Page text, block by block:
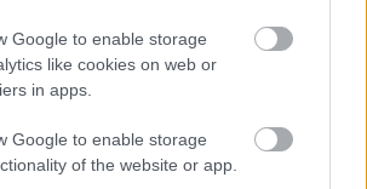
Google to enable storage
like cookies on web or
in apps.
Google to enable storage
of the website or app.
semmiről? Csak egy kattintás, és hírlevelünk a
és exkluzív tartalmakkal hétről hétre
24 cikke